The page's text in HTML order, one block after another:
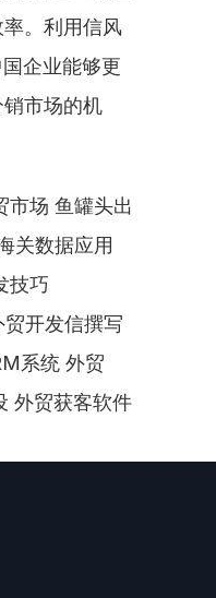
。利用信风
企业能够更
市场的机
市场 鱼罐头出
关数据应用
技巧
开发信撰写
系统 外贸
外贸获客软件